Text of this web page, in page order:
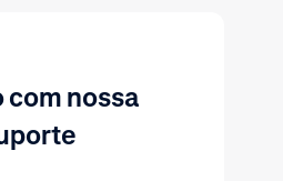
nossa